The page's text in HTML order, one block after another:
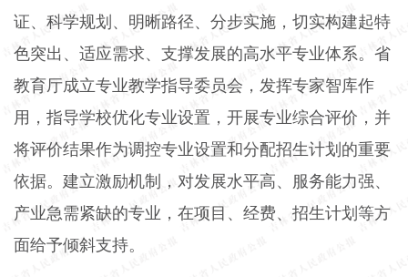
证、科学规划、明晰路径、分步实施，切实构建起特
色突出、适应需求、支撑发展的高水平专业体系。省
教育厅成立专业教学指导委员会，发挥专家智库作
用，指导学校优化专业设置，开展专业综合评价，并
将评价结果作为调控专业设置和分配招生计划的重要
依据。建立激励机制，对发展水平高、服务能力强、
产业急需紧缺的专业，在项目、经费、招生计划等方
面给予倾斜支持。